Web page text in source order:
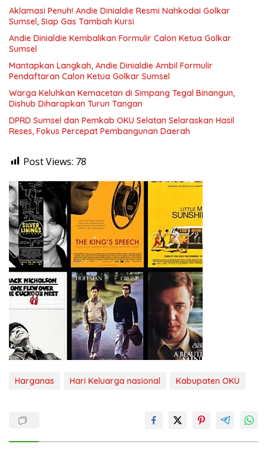
Aklamasi Penuh! Andie Dinialdie Resmi Nahkodai Golkar
Sumsel, Siap Gas Tambah Kursi
Andie Dinialdie Kembalikan Formulir Calon Ketua Golkar
Sumsel
Mantapkan Langkah, Andie Dinialdie Ambil Formulir
Pendaftaran Calon Ketua Golkar Sumsel
Warga Keluhkan Kemacetan di Simpang Tegal Binangun,
Dishub Diharapkan Turun Tangan
DPRD Sumsel dan Pemkab OKU Selatan Selaraskan Hasil
Reses, Fokus Percepat Pembangunan Daerah
Post Views: 78
Harganas Hari Keluarga nasional Kabupaten OKU